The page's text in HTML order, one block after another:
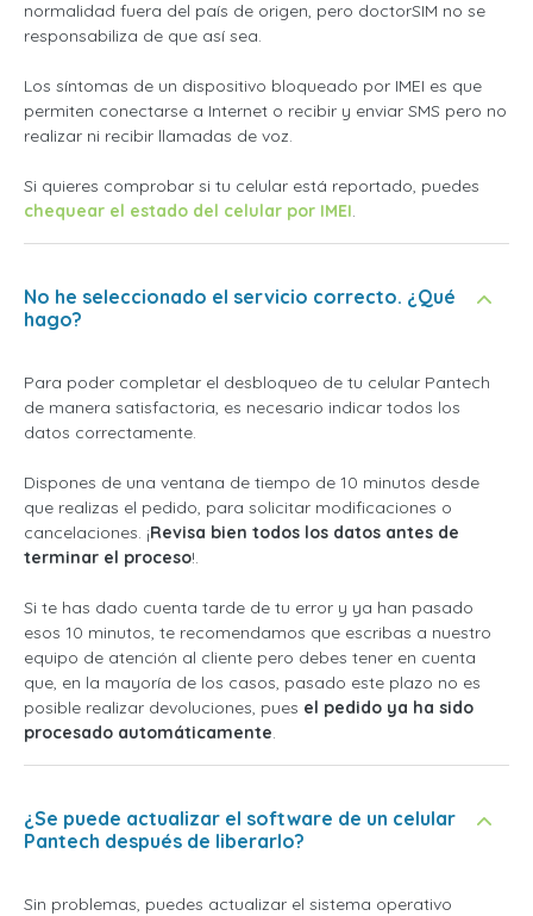
normalidad fuera del país de origen, pero doctorSIM no se
responsabiliza de que así sea.
Los síntomas de un dispositivo bloqueado por IMEI es que
permiten conectarse a Internet o recibir y enviar SMS pero no
realizar ni recibir llamadas de voz.
Si quieres comprobar si tu celular está reportado, puedes
chequear el estado del celular por IMEI.
No he seleccionado el servicio correcto. ¿Qué
hago?
Para poder completar el desbloqueo de tu celular Pantech
de manera satisfactoria, es necesario indicar todos los
datos correctamente.
Dispones de una ventana de tiempo de 10 minutos desde
que realizas el pedido, para solicitar modificaciones o
cancelaciones. ¡Revisa bien todos los datos antes de
terminar el proceso!.
Si te has dado cuenta tarde de tu error y ya han pasado
esos 10 minutos, te recomendamos que escribas a nuestro
equipo de atención al cliente pero debes tener en cuenta
que, en la mayoría de los casos, pasado este plazo no es
posible realizar devoluciones, pues el pedido ya ha sido
procesado automáticamente.
¿Se puede actualizar el software de un celular
Pantech después de liberarlo?
Sin problemas, puedes actualizar el sistema operativo